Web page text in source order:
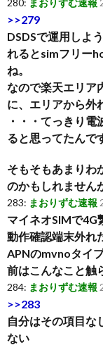
280: まおりずむ速報
>>279
DSDSで運用しよ
れるとsimフリー
ね。
なので楽天エリア
に、エリアから外
・・・てっきり
ると思ってたんで
そもそもあまりわ
のかもしれません
283: まおりずむ速報
マイネオSIMで4G
動作確認端末外れ
APNのmvnoタイ
前はこんなこと触
284: まおりずむ速報
>>283
自分はその項目な
ない